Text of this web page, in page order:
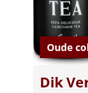
Oude
Dik